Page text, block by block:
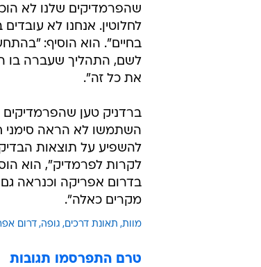
שהפרמדיקים שלנו לא
לחלוטין. אנחנו לא
בחיים". הוא הוסיף:
לשם, התהליך שעברה בו
את כל זה".
ברדניק טען שהפרמדיקים
השתמשו לא הראה סימני
להשפיע על תוצאות
לקרות לפרמדיק", הוא
בדרום אפריקה וכנראה
מקרים כאלה".
מוות תאונת דרכים גופה דרום
טרם התפרסמו תגובות